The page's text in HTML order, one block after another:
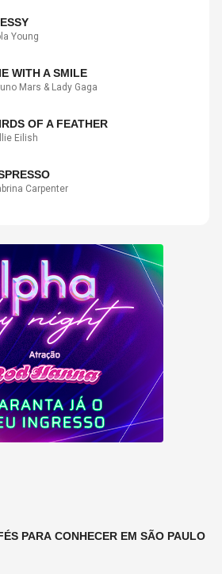
Young
WITH A SMILE
Mars & Lady Gaga
OF A FEATHER
Eilish
Carpenter
PARA CONHECER EM SÃO PAULO